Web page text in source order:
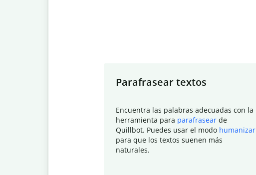
Parafrasear textos
Encuentra las palabras adecuadas con la
herramienta para parafrasear de
Quillbot. Puedes usar el modo humanizar
para que los textos suenen más
naturales.